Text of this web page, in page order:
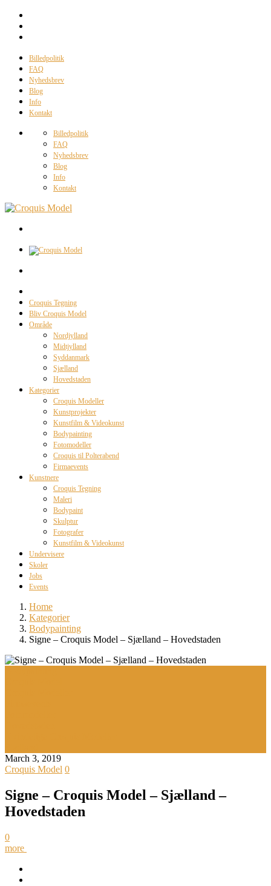
Billedpolitik
FAQ
Nyhedsbrev
Blog
Info
Kontakt
Billedpolitik
FAQ
Nyhedsbrev
Blog
Info
Kontakt
Croquis Tegning
Bliv Croquis Model
Område
Nordjylland
Midtjylland
Syddanmark
Sjælland
Hovedstaden
Kategorier
Croquis Modeller
Kunstprojekter
Kunstfilm & Videokunst
Bodypainting
Fotomodeller
Croquis til Polterabend
Firmaevents
Kunstnere
Croquis Tegning
Maleri
Bodypaint
Skulptur
Fotografer
Kunstfilm & Videokunst
Undervisere
Skoler
Jobs
Events
Home
Kategorier
Bodypainting
Signe – Croquis Model – Sjælland – Hovedstaden
March 3, 2019
Croquis Model 0
Signe – Croquis Model – Sjælland –
Hovedstaden
0
more